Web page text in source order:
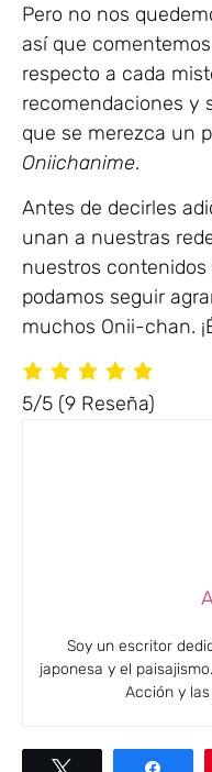
Pero no nos
así que
respecto a cada
recomendaciones y
que se merezca un
Oniichanime.
Antes de decirles
unan a nuestras
nuestros
podamos seguir
muchos Onii-chan.
5/5 (9 Reseña)
Soy un escritor
japonesa y el
Acción y